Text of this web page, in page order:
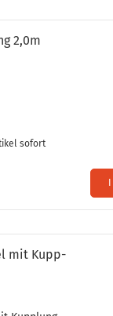
2,0m
sofort
mit Kupp­